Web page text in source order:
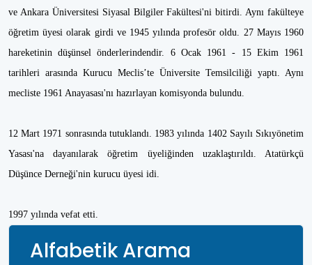
ve Ankara Üniversitesi Siyasal Bilgiler Fakültesi'ni bitirdi. Aynı fakülteye
öğretim üyesi olarak girdi ve 1945 yılında profesör oldu. 27 Mayıs 1960
hareketinin düşünsel önderlerindendir. 6 Ocak 1961 - 15 Ekim 1961
tarihleri arasında Kurucu Meclis’te Üniversite Temsilciliği yaptı. Aynı
mecliste 1961 Anayasası'nı hazırlayan komisyonda bulundu.
12 Mart 1971 sonrasında tutuklandı. 1983 yılında 1402 Sayılı Sıkıyönetim
Yasası'na dayanılarak öğretim üyeliğinden uzaklaştırıldı. Atatürkçü
Düşünce Derneği'nin kurucu üyesi idi.
1997 yılında vefat etti.
Alfabetik Arama